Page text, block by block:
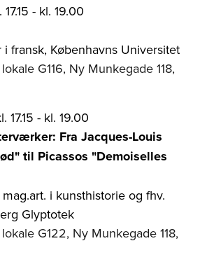
- kl. 19.00
fransk, Københavns Universitet
G116, Ny Munkegade 118,
17.15 - kl. 19.00
Fra Jacques-Louis
til Picassos "Demoiselles
i kunsthistorie og fhv.
Glyptotek
G122, Ny Munkegade 118,